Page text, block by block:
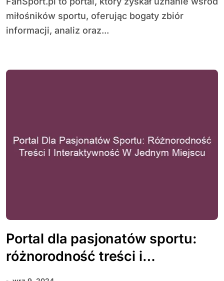
miłośników sportu, oferując bogaty zbiór
informacji, analiz oraz...
Portal dla pasjonatów sportu:
różnorodność treści i
interaktywność w jednym